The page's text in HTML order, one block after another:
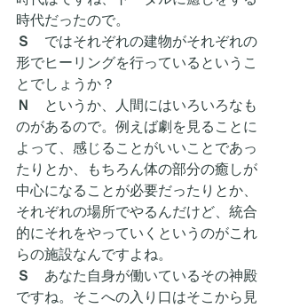
時代だったので。
Ｓ ではそれぞれの建物がそれぞれの
形でヒーリングを行っているというこ
とでしょうか？
Ｎ
というか、人間にはいろいろなも
のがあるので。例えば劇を見ることに
よって、感じることがいいことであっ
たりとか、もちろん体の部分の癒しが
中心になることが必要だったりとか、
それぞれの場所でやるんだけど、統合
的にそれをやっていくというのがこれ
らの施設なんですよね。
Ｓ あなた自身が働いているその神殿
ですね。そこへの入り口はそこから見